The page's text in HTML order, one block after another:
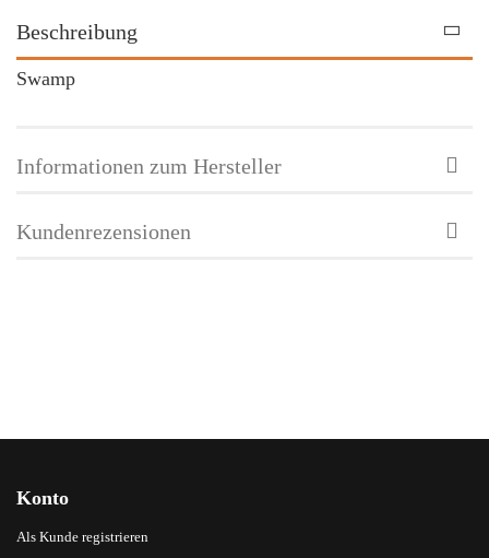
Beschreibung
Swamp
Informationen zum Hersteller
Kundenrezensionen
Konto
Als Kunde registrieren